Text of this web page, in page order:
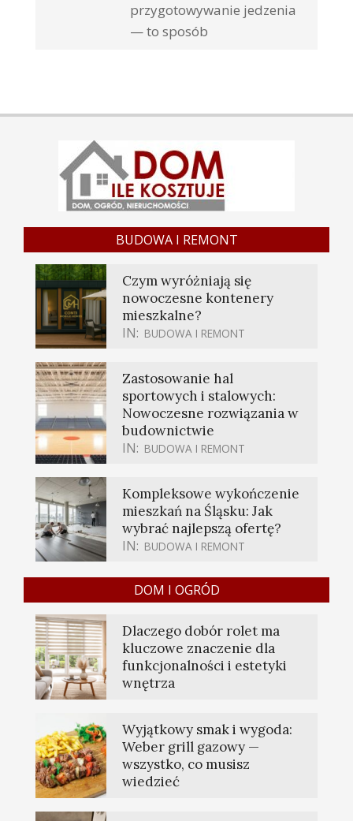
przygotowywanie jedzenia
— to sposób
BUDOWA I REMONT
Czym wyróżniają się
nowoczesne kontenery
mieszkalne?
IN: BUDOWA I REMONT
Zastosowanie hal
sportowych i stalowych:
Nowoczesne rozwiązania w
budownictwie
IN: BUDOWA I REMONT
Kompleksowe wykończenie
mieszkań na Śląsku: Jak
wybrać najlepszą ofertę?
IN: BUDOWA I REMONT
DOM I OGRÓD
Dlaczego dobór rolet ma
kluczowe znaczenie dla
funkcjonalności i estetyki
wnętrza
Wyjątkowy smak i wygoda:
Weber grill gazowy —
wszystko, co musisz
wiedzieć